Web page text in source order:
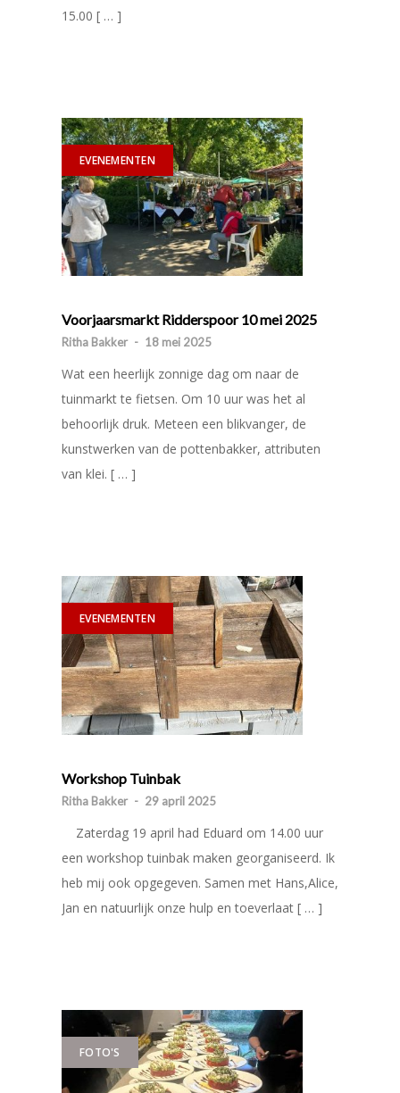
15.00 [ … ]
EVENEMENTEN
Voorjaarsmarkt Ridderspoor 10 mei 2025
Ritha Bakker - 18 mei 2025
Wat een heerlijk zonnige dag om naar de
tuinmarkt te fietsen. Om 10 uur was het al
behoorlijk druk. Meteen een blikvanger, de
kunstwerken van de pottenbakker, attributen
van klei. [ … ]
EVENEMENTEN
Workshop Tuinbak
Ritha Bakker - 29 april 2025
Zaterdag 19 april had Eduard om 14.00 uur
een workshop tuinbak maken georganiseerd. Ik
heb mij ook opgegeven. Samen met Hans,Alice,
Jan en natuurlijk onze hulp en toeverlaat [ … ]
FOTO'S